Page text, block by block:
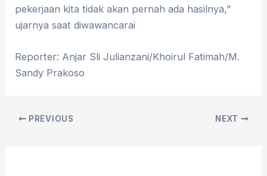
pekerjaan kita tidak akan pernah ada hasilnya,”
ujarnya saat diwawancarai
Reporter: Anjar Sli Julianzani/Khoirul Fatimah/M.
Sandy Prakoso
PREVIOUS NEXT